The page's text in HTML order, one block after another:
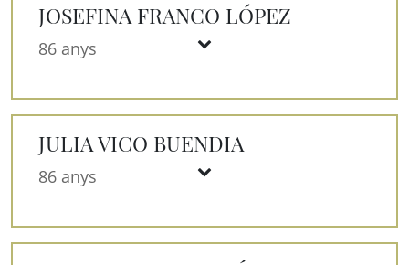
JOSEFINA FRANCO LÓPEZ
86 anys
JULIA VICO BUENDIA
86 anys